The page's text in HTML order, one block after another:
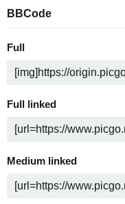
BBCode
Full
Full linked
Medium linked